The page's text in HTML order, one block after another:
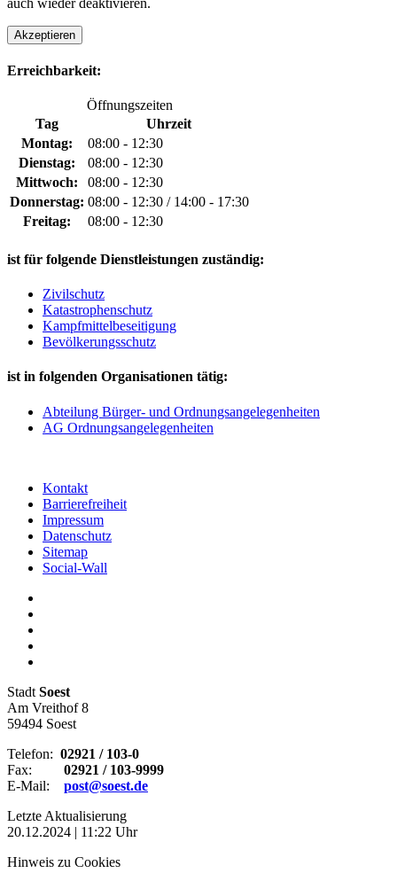
auch wieder deaktivieren.
Akzeptieren
Erreichbarkeit:
Öffnungszeiten
Tag
Uhrzeit
Montag:
08:00 - 12:30
Dienstag:
08:00 - 12:30
Mittwoch:
08:00 - 12:30
Donnerstag: 08:00 - 12:30 / 14:00 - 17:30
Freitag:
08:00 - 12:30
ist für folgende Dienstleistungen zuständig:
Zivilschutz
Katastrophenschutz
Kampfmittelbeseitigung
Bevölkerungsschutz
ist in folgenden Organisationen tätig:
Abteilung Bürger- und Ordnungsangelegenheiten
AG Ordnungsangelegenheiten
Kontakt
Barrierefreiheit
Impressum
Datenschutz
Sitemap
Social-Wall
Stadt Soest
Am Vreithof 8
59494 Soest
Telefon: 02921 / 103-0
Fax: 02921 / 103-9999
E-Mail: post@soest.de
Letzte Aktualisierung
20.12.2024 | 11:22 Uhr
Hinweis zu Cookies